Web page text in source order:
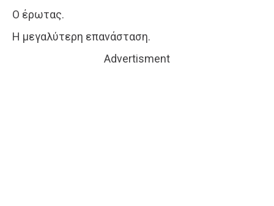
Ο έρωτας.
Η μεγαλύτερη επανάσταση.
Advertisment